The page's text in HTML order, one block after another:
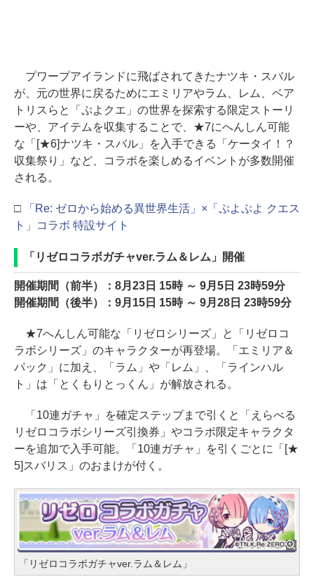
プワープアイランドに飛ばされてきたナツキ・スバル
が、元の世界に戻るためにエミリアやラム、レム、ベア
トリスらと「ぷよクエ」の世界を探索する限定ストーリ
ーや、アイテムを収集することで、★7にへんしん可能
な「[★6]ナツキ・スバル」を入手できる「ケータイ！？
収集祭り」など、コラボを楽しめるイベントが多数開催
される。
□
「Re: ゼロから始める異世界生活」×「ぷよぷよ クエス
ト」コラボ 特設サイト
「リゼロコラボガチャver.ラム＆レム」開催
開催期間（前半）：8月23日 15時 ～ 9月5日 23時59分
開催期間（後半）：9月15日 15時 ～ 9月28日 23時59分
★7へんしん可能な「リゼロシリーズ」と「リゼロコ
ラボシリーズ」のキャラクターが再登場。「エミリア＆
パック」に加え、「ラム」や「レム」、「ラインハル
ト」は「とくもりとっくん」が解放される。
「10連ガチャ」を確定ステップまで引くと「えらべる
リゼロコラボシリーズ引換券」やコラボ限定キャラクタ
ーを追加で入手可能。「10連ガチャ」を引くごとに「[★
5]スバリス」のおまけが付く。
「リゼロコラボガチャver.ラム＆レム」